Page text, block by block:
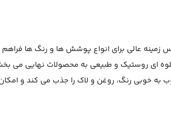
زمینه عالی برای انواع پوشش ها و رنگ ها
ای روستیک و طبیعی به محصولات نهایی می
خوبی رنگ، روغن و لاک را جذب می کند و